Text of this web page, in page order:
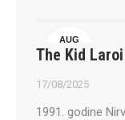
AUG
17
The Kid
17/08/2025
1991. godine